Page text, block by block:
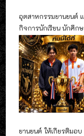
อุตสาหกรรมยานยนต์
กิจการนักเรียน นักศึก
ยานยนต์ ให้เกียรติมอ